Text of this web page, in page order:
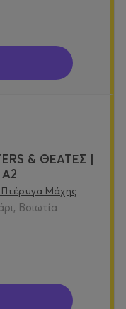
& ΘΕΑΤΕΣ |
Μάχης
Βοιωτία